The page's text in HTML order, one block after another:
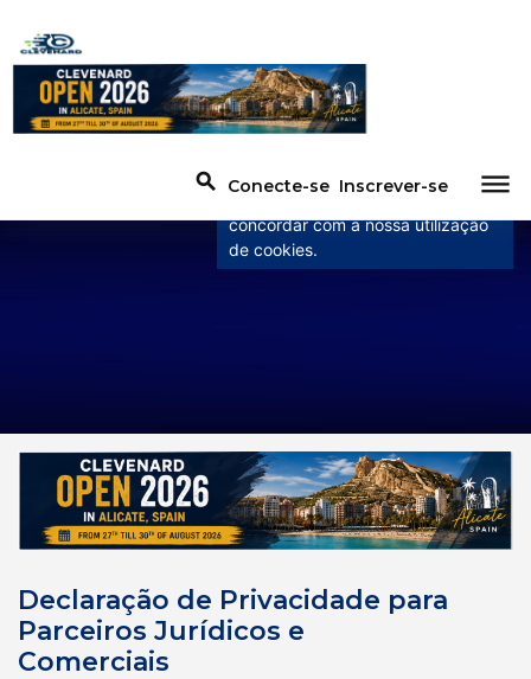
dehaze
search Conecte-se Inscrever-se
Declaração de Privacidade para
Parceiros Jurídicos e
Comerciais
Este site usa cookies
melhorar a experiência do usuário.
Ao utilizar o nosso website está a
concordar com a nossa utilização
de cookies.